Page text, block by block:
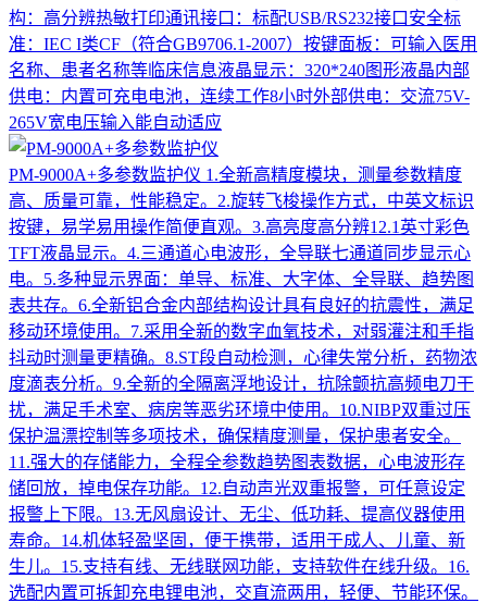
构：高分辨热敏打印通讯接口：标配USB/RS232接口安全标
准：IEC I类CF（符合GB9706.1-2007）按键面板：可输入医用
名称、患者名称等临床信息液晶显示：320*240图形液晶内部
供电：内置可充电电池，连续工作8小时外部供电：交流75V-
265V宽电压输入能自动适应
PM-9000A+多参数监护仪 1.全新高精度模块，测量参数精度
高、质量可靠，性能稳定。2.旋转飞梭操作方式，中英文标识
按键，易学易用操作简便直观。3.高亮度高分辨12.1英寸彩色
TFT液晶显示。4.三通道心电波形，全导联七通道同步显示心
电。5.多种显示界面：单导、标准、大字体、全导联、趋势图
表共存。6.全新铝合金内部结构设计具有良好的抗震性，满足
移动环境使用。7.采用全新的数字血氧技术，对弱灌注和手指
抖动时测量更精确。8.ST段自动检测，心律失常分析，药物浓
度滴表分析。9.全新的全隔离浮地设计，抗除颤抗高频电刀干
扰，满足手术室、病房等恶劣环境中使用。10.NIBP双重过压
保护温漂控制等多项技术，确保精度测量，保护患者安全。
11.强大的存储能力，全程全参数趋势图表数据，心电波形存
储回放，掉电保存功能。12.自动声光双重报警，可任意设定
报警上下限。13.无风扇设计、无尘、低功耗、提高仪器使用
寿命。14.机体轻盈坚固，便于携带，适用于成人、儿童、新
生儿。15.支持有线、无线联网功能，支持软件在线升级。16.
选配内置可拆卸充电锂电池，交直流两用，轻便、节能环保。